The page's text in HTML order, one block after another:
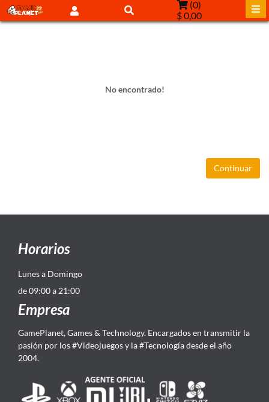
(0)
$ 0,00
No encontrado!
Continuar
Horarios
Lunes a Domingo
de 09:00 a 21:00
Empresa
GamePlanet, Games & Technology. Encargados en transmitir la
pasión por los #Videojuegos y la #Tecnología desde el año
2004.